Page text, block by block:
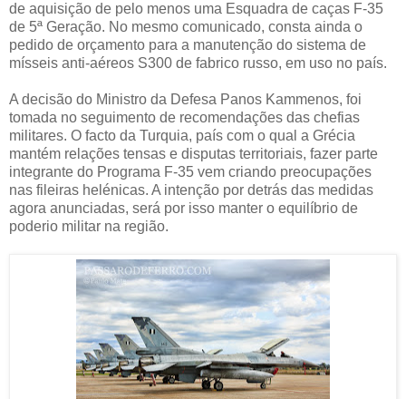
de aquisição de pelo menos uma Esquadra de caças F-35
de 5ª Geração. No mesmo comunicado, consta ainda o
pedido de orçamento para a manutenção do sistema de
mísseis anti-aéreos S300 de fabrico russo, em uso no país.
A decisão do Ministro da Defesa Panos Kammenos, foi
tomada no seguimento de recomendações das chefias
militares. O facto da Turquia, país com o qual a Grécia
mantém relações tensas e disputas territoriais, fazer parte
integrante do Programa F-35 vem criando preocupações
nas fileiras helénicas. A intenção por detrás das medidas
agora anunciadas, será por isso manter o equilíbrio de
poderio militar na região.